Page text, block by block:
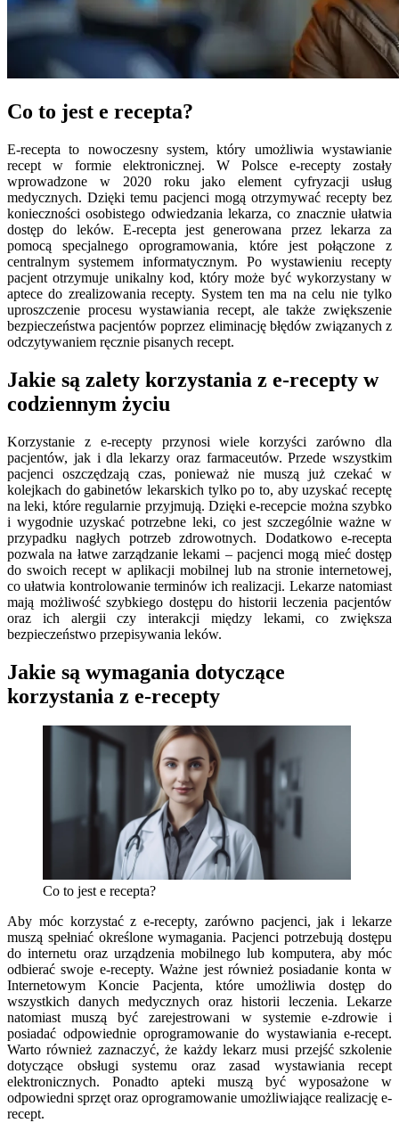
Co to jest e recepta?
E-recepta to nowoczesny system, który umożliwia wystawianie
recept w formie elektronicznej. W Polsce e-recepty zostały
wprowadzone w 2020 roku jako element cyfryzacji usług
medycznych. Dzięki temu pacjenci mogą otrzymywać recepty bez
konieczności osobistego odwiedzania lekarza, co znacznie ułatwia
dostęp do leków. E-recepta jest generowana przez lekarza za
pomocą specjalnego oprogramowania, które jest połączone z
centralnym systemem informatycznym. Po wystawieniu recepty
pacjent otrzymuje unikalny kod, który może być wykorzystany w
aptece do zrealizowania recepty. System ten ma na celu nie tylko
uproszczenie procesu wystawiania recept, ale także zwiększenie
bezpieczeństwa pacjentów poprzez eliminację błędów związanych z
odczytywaniem ręcznie pisanych recept.
Jakie są zalety korzystania z e-recepty w
codziennym życiu
Korzystanie z e-recepty przynosi wiele korzyści zarówno dla
pacjentów, jak i dla lekarzy oraz farmaceutów. Przede wszystkim
pacjenci oszczędzają czas, ponieważ nie muszą już czekać w
kolejkach do gabinetów lekarskich tylko po to, aby uzyskać receptę
na leki, które regularnie przyjmują. Dzięki e-recepcie można szybko
i wygodnie uzyskać potrzebne leki, co jest szczególnie ważne w
przypadku nagłych potrzeb zdrowotnych. Dodatkowo e-recepta
pozwala na łatwe zarządzanie lekami – pacjenci mogą mieć dostęp
do swoich recept w aplikacji mobilnej lub na stronie internetowej,
co ułatwia kontrolowanie terminów ich realizacji. Lekarze natomiast
mają możliwość szybkiego dostępu do historii leczenia pacjentów
oraz ich alergii czy interakcji między lekami, co zwiększa
bezpieczeństwo przepisywania leków.
Jakie są wymagania dotyczące
korzystania z e-recepty
Co to jest e recepta?
Aby móc korzystać z e-recepty, zarówno pacjenci, jak i lekarze
muszą spełniać określone wymagania. Pacjenci potrzebują dostępu
do internetu oraz urządzenia mobilnego lub komputera, aby móc
odbierać swoje e-recepty. Ważne jest również posiadanie konta w
Internetowym Koncie Pacjenta, które umożliwia dostęp do
wszystkich danych medycznych oraz historii leczenia. Lekarze
natomiast muszą być zarejestrowani w systemie e-zdrowie i
posiadać odpowiednie oprogramowanie do wystawiania e-recept.
Warto również zaznaczyć, że każdy lekarz musi przejść szkolenie
dotyczące obsługi systemu oraz zasad wystawiania recept
elektronicznych. Ponadto apteki muszą być wyposażone w
odpowiedni sprzęt oraz oprogramowanie umożliwiające realizację e-
recept.